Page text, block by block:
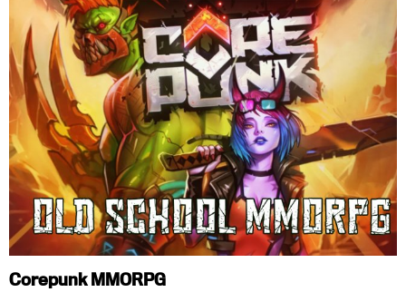
Corepunk MMORPG